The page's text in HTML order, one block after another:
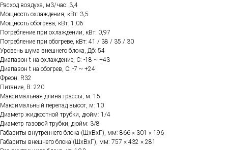
Расход воздуха, м3/час: 3,4
Мощность охлаждения, кВт: 3,5
Мощность обогрева, кВт: 1,06
Потребление при охлаждении, кВт: 0,97
Потребление при обогреве, кВт: 41 / 38 / 35 / 30
Уровень шума внешнего блока, Дб: 54
Диапазон t на охлаждение, C: -18 ~ +43
Диапазон t на обогрев, C: -7 ~ +24
Фреон: R32
Питание, В: 220
Максимальная длина трассы, м: 15
Максимальный перепад высот, м: 10
Диаметр жидкостной трубки, дюйм: 1/4
Диаметр газовой трубки, дюйм: 3/8
Габариты внутреннего блока (ШхВхГ), мм: 866 × 301 × 196
Габариты внешнего блока (ШхВхГ), мм: 757 × 432 × 281